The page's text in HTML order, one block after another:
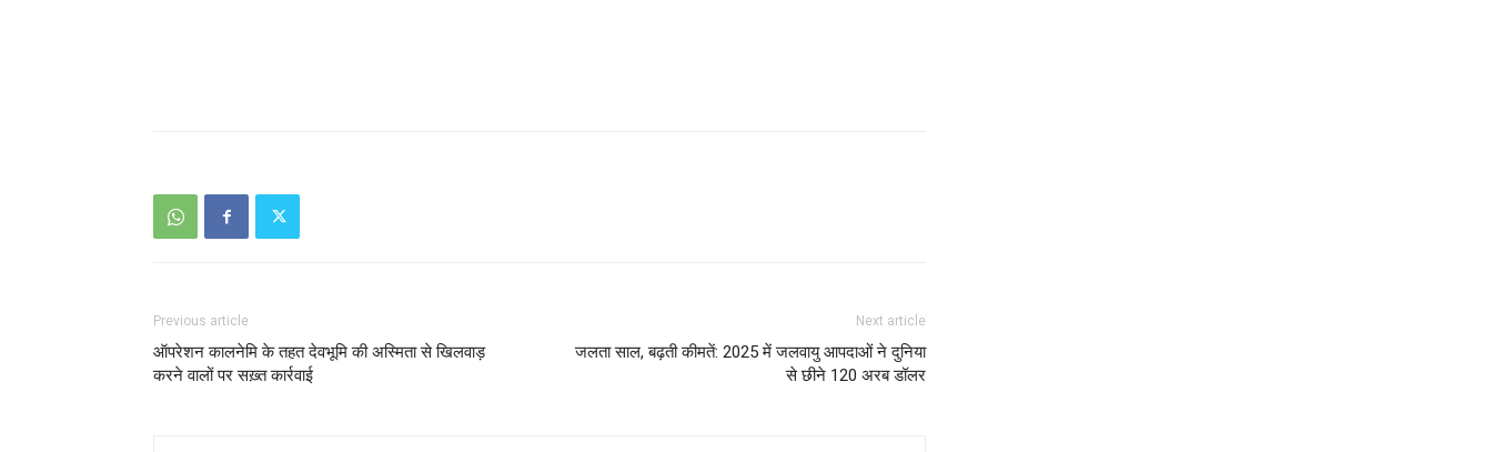
Previous article
ऑपरेशन कालनेमि के तहत देवभूमि की अस्मिता से खिलवाड़
करने वालों पर सख़्त कार्रवाई
Next article
जलता साल, बढ़ती कीमतें: 2025 में जलवायु आपदाओं ने दुनिया
से छीने 120 अरब डॉलर